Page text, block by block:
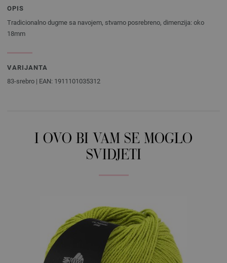
OPIS
Tradicionalno dugme sa navojem, stvarno posrebreno, dimenzija: oko
18mm
VARIJANTA
83-srebro | EAN: 1911101035312
I OVO BI VAM SE MOGLO
SVIDJETI